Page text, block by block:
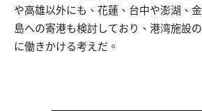
や高雄以外にも、花蓮、台中や澎湖、
島への寄港も検討しており、港湾施設
に働きかける考えだ。